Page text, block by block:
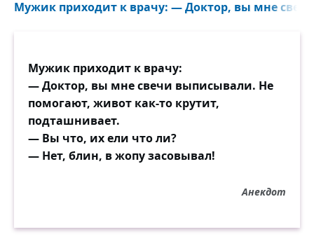
Мужик приходит к врачу: — Доктор, вы мне
Мужик приходит к врачу:
— Доктор, вы мне свечи выписывали. Не
помогают, живот как-то крутит,
подташнивает.
— Вы что, их ели что ли?
— Нет, блин, в жопу засовывал!
Анекдот